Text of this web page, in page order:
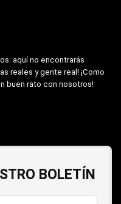
aquí no encontrarás
reales y gente real! ¡Como
buen rato con nosotros!
BOLETÍN